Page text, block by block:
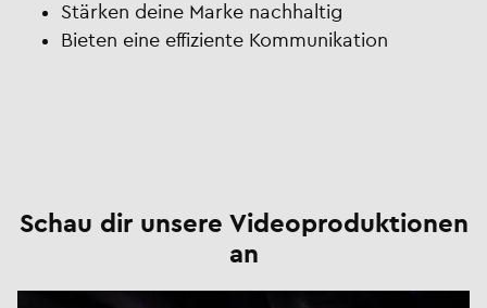
Stärken deine Marke nachhaltig
Bieten eine effiziente Kommunikation
Schau dir unsere Videoproduktionen
an